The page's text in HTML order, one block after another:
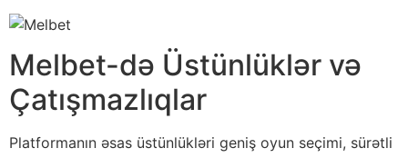
Melbet-də Üstünlüklər və
Çatışmazlıqlar
Platformanın əsas üstünlükləri geniş oyun seçimi, sürətli